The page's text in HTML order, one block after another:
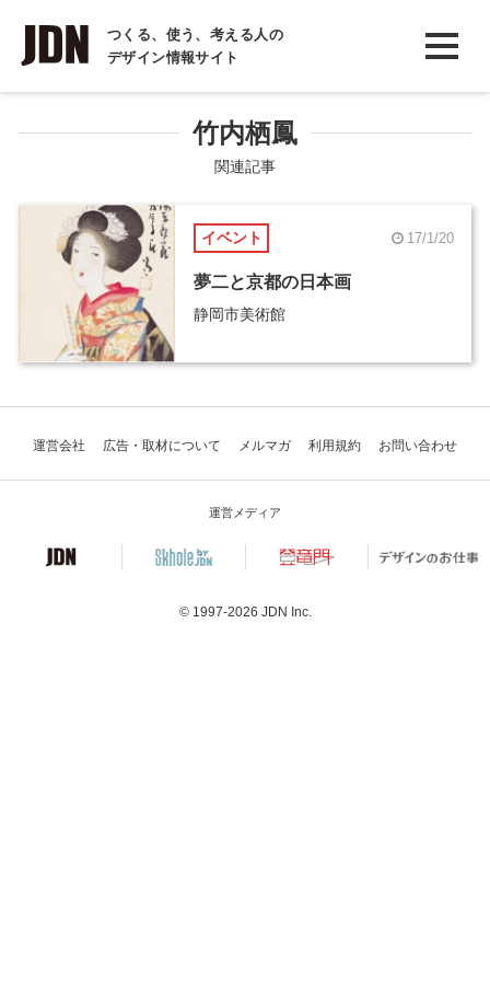
つくる、使う、考える人の
デザイン情報サイト
INTERVIEW
インタビュー
COLUMN
コラム
竹内栖鳳
関連記事
イベント 17/1/20
夢二と京都の日本画
静岡市美術館
運営会社 広告・取材について メルマガ 利用規約 お問い合わせ
運営メディア
© 1997-2026 JDN Inc.